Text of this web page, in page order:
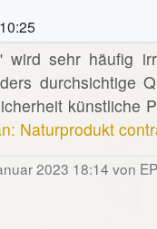
wird sehr häufig
durchsichtige
künstliche
Naturprodukt
2023 18:14 von